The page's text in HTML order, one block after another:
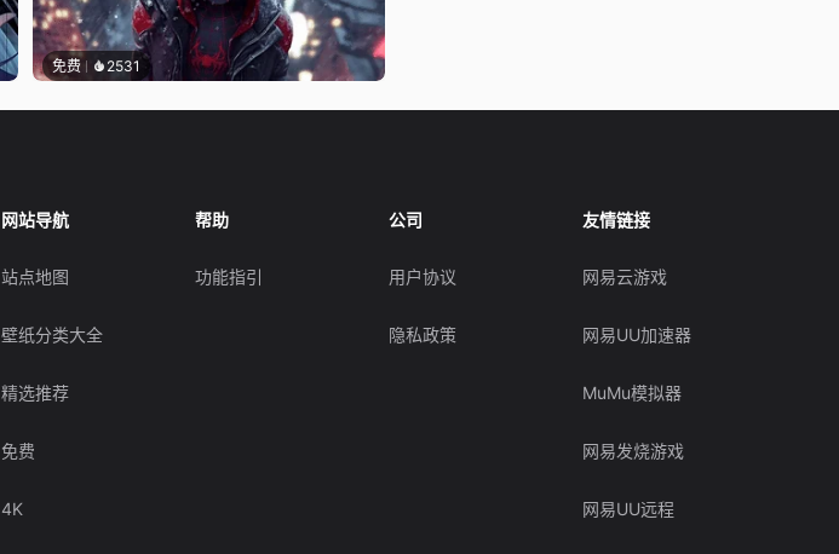
免费 2531
网站导航
站点地图
壁纸分类大全
精选推荐
免费
4K
帮助
功能指引
公司
用户协议
隐私政策
友情链接
网易云游戏
网易UU加速器
MuMu模拟器
网易发烧游戏
网易UU远程